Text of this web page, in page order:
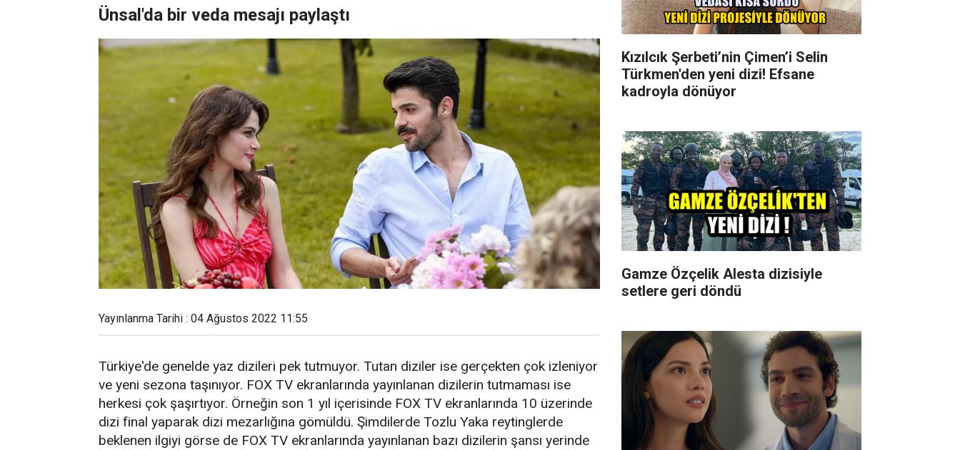
Ünsal'da bir veda mesajı paylaştı
Yayınlanma Tarihi : 04 Ağustos 2022 11:55
Türkiye'de genelde yaz dizileri pek tutmuyor. Tutan diziler ise gerçekten çok izleniyor
ve yeni sezona taşınıyor. FOX TV ekranlarında yayınlanan dizilerin tutmaması ise
herkesi çok şaşırtıyor. Örneğin son 1 yıl içerisinde FOX TV ekranlarında 10 üzerinde
dizi final yaparak dizi mezarlığına gömüldü. Şimdilerde Tozlu Yaka reytinglerde
beklenen ilgiyi görse de FOX TV ekranlarında yayınlanan bazı dizilerin şansı yerinde
Kızılcık Şerbeti’nin Çimen’i Selin
Türkmen'den yeni dizi! Efsane
kadroyla dönüyor
Gamze Özçelik Alesta dizisiyle
setlere geri döndü